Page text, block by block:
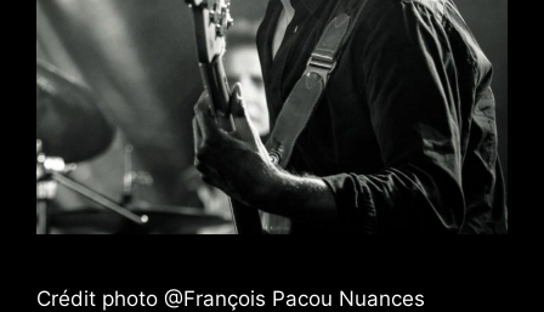
Crédit photo @François Pacou Nuances